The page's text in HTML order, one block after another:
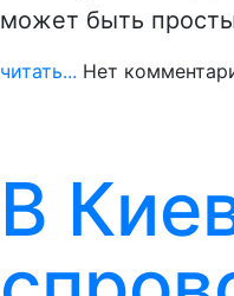
может быть
читать... Нет
В